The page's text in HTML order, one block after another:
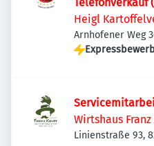
Heigl
Arnhofener Weg
Deutschland
Wirtshaus
Linienstraße 93,